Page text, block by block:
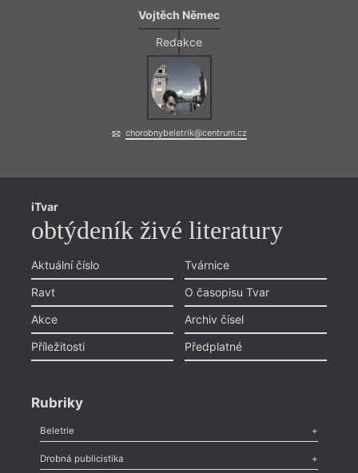
Vojtěch Němec
Redakce
chorobnybeletrik@centrum.cz
iTvar
obtýdeník živé literatury
Aktuální číslo
Ravt
Akce
Příležitosti
Tvárnice
O časopisu Tvar
Archiv čísel
Předplatné
Rubriky
Beletrie
Poezie,Próza,Dokumenty
Drobná publicistika